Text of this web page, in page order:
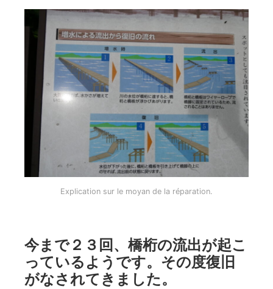
Explication sur le moyan de la réparation.
今まで２３回、橋桁の流出が起こ
っているようです。その度復旧
がなされてきました。